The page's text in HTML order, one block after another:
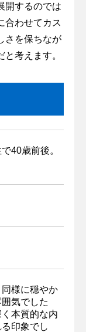
開するのでは
合わせてカス
さを保ちなが
考えます。
40歳前後。
様に穏やか
気でした
本質的な内
印象でし